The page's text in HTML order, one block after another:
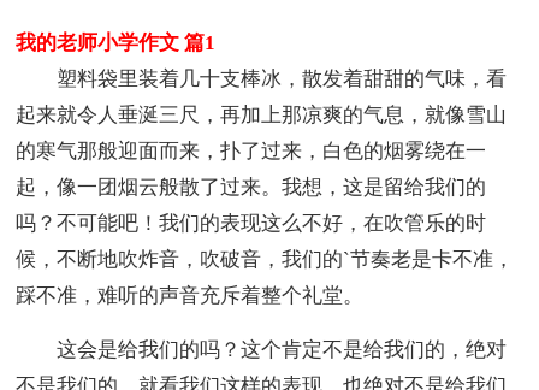
我的老师小学作文 篇1
塑料袋里装着几十支棒冰，散发着甜甜的气味，看
起来就令人垂涎三尺，再加上那凉爽的气息，就像雪山
的寒气那般迎面而来，扑了过来，白色的烟雾绕在一
起，像一团烟云般散了过来。我想，这是留给我们的
吗？不可能吧！我们的表现这么不好，在吹管乐的时
候，不断地吹炸音，吹破音，我们的`节奏老是卡不准，
踩不准，难听的声音充斥着整个礼堂。
这会是给我们的吗？这个肯定不是给我们的，绝对